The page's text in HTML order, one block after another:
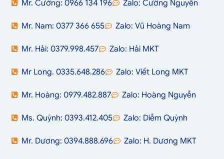
Mr. Cường: 0966 134 196 Zalo: Cường Nguyễn
Mr. Nam: 0377 366 655 Zalo: Vũ Hoàng Nam
Mr. Hải: 0379.998.457 Zalo: Hải MKT
Mr Long. 0335.648.286 Zalo: Viết Long MKT
Mr. Hoàng: 0979.482.887 Zalo: Hoàng Nguyễn
Ms. Quỳnh: 0393.412.405 Zalo: Diễm Quỳnh
Mr. Dương: 0394.888.696 Zalo: H. Dương MKT